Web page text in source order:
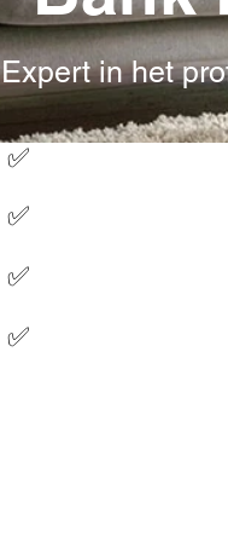
Expert in het
✅
✅
✅
✅